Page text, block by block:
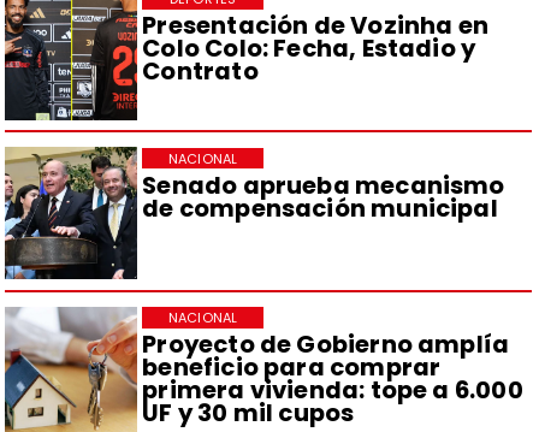
Presentación de Vozinha en
Colo Colo: Fecha, Estadio y
Contrato
Senado aprueba mecanismo
de compensación municipal
NACIONAL
Proyecto de Gobierno amplía
beneficio para comprar
primera vivienda: tope a 6.000
UF y 30 mil cupos
NACIONAL